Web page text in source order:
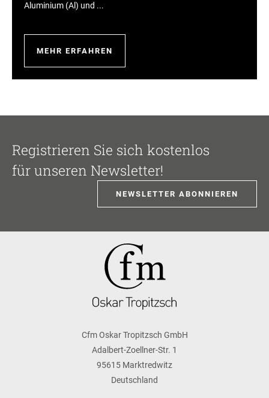
Aluminium (Al) und ...
MEHR ERFAHREN
Registrieren Sie sich kostenlos
für unseren Newsletter!
NEWSLETTER ABONNIEREN
Cfm Oskar Tropitzsch GmbH
Adalbert-Zoellner-Str. 1
95615 Marktredwitz
Deutschland